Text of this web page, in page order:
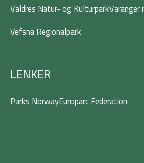
Valdres Natur- og KulturparkVaranger
Vefsna Regionalpark
LENKER
Parks NorwayEuroparc Federation